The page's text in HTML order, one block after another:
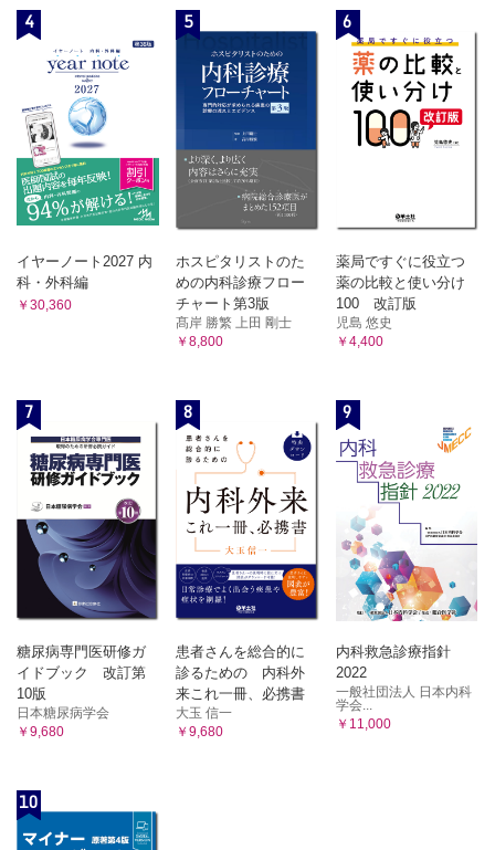
IV 胃腸炎関連けいれん
Q59 胃腸炎関連けいれんとは何でしょうか？［沼本真吾］
Q60 胃腸炎関連けいれんと鑑別すべき疾患は何でしょう
か？［島川修一］
Q61 胃腸炎関連けいれんの治療について教えてください
［奥村彰久］
V 非てんかん性発作
Q62 憤怒けいれんや身震い発作に対する対応を教えてくだ
さい［久保田哲夫］
Q63 失神に対する対応を教えてください［九鬼一郎］
索引
4
イヤーノート2027 内
科・外科編
￥30,360
5
ホスピタリストのた
めの内科診療フロー
チャート第3版
髙岸 勝繁 上田 剛士
￥8,800
6
薬局ですぐに役立つ
薬の比較と使い分け
100 改訂版
児島 悠史
￥4,400
7
糖尿病専門医研修ガ
イドブック 改訂第
10版
日本糖尿病学会
￥9,680
8
患者さんを総合的に
診るための 内科外
来これ一冊、必携書
大玉 信一
￥9,680
9
内科救急診療指針
2022
一般社団法人 日本内科
学会...
￥11,000
10